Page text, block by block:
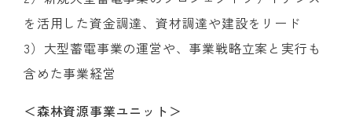
を活用した資金調達、資材調達や建設をリード
3）大型蓄電事業の運営や、事業戦略立案と実行も
含めた事業経営
＜森林資源事業ユニット＞